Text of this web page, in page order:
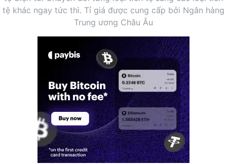
tệ khác ngay tức thì. Tỉ giá được cung cấp bởi Ngân hàng
Trung ương Châu Âu